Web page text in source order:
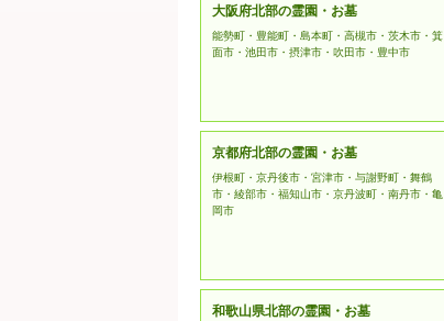
大阪府北部の霊園・お墓
能勢町・豊能町・島本町・高槻市・茨木市・箕
面市・池田市・摂津市・吹田市・豊中市
京都府北部の霊園・お墓
伊根町・京丹後市・宮津市・与謝野町・舞鶴
市・綾部市・福知山市・京丹波町・南丹市・亀
岡市
和歌山県北部の霊園・お墓